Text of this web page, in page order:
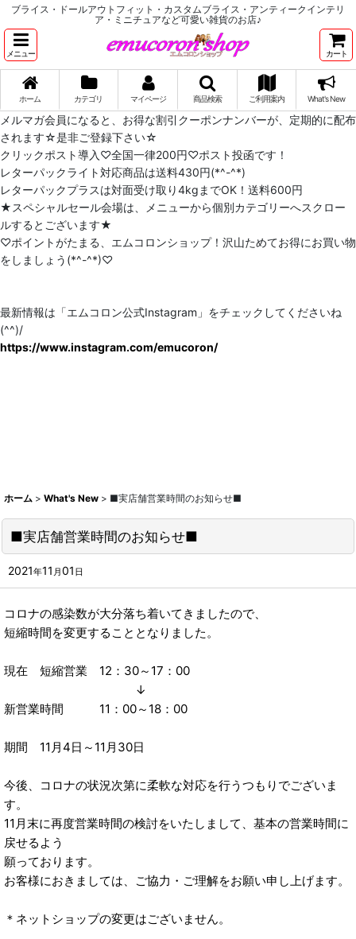
ブライス・ドールアウトフィット・カスタムブライス・アンティークインテリ
ア・ミニチュアなど可愛い雑貨のお店♪
メニュー カート
ホーム カテゴリ マイページ 商品検索 ご利用案内 What's New
メルマガ会員になると、お得な割引クーポンナンバーが、定期的に配布
されます☆是非ご登録下さい☆
クリックポスト導入♡全国一律200円♡ポスト投函です！
レターパックライト対応商品は送料430円(*^-^*)
レターパックプラスは対面受け取り4kgまでOK！送料600円
★スペシャルセール会場は、メニューから個別カテゴリーへスクロー
ルするとございます★
♡ポイントがたまる、エムコロンショップ！沢山ためてお得にお買い物
をしましょう(*^-^*)♡
最新情報は「エムコロン公式Instagram」をチェックしてくださいね
(^^)/
https://www.instagram.com/emucoron/
ホーム > What's New > ■実店舗営業時間のお知らせ■
■実店舗営業時間のお知らせ■
2021年11 月01 日
コロナの感染数が大分落ち着いてきましたので、
短縮時間を変更することとなりました。
現在 短縮営業 12：30～17：00
↓
新営業時間 11：00～18：00
期間 11月4日～11月30日
今後、コロナの状況次第に柔軟な対応を行うつもりでございま
す。
11月末に再度営業時間の検討をいたしまして、基本の営業時間に
戻せるよう
願っております。
お客様におきましては、ご協力・ご理解をお願い申し上げます。
＊ネットショップの変更はございません。